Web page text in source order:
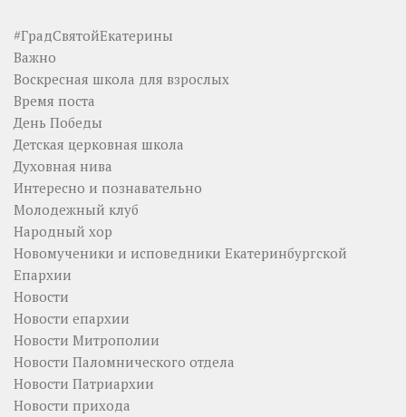
#ГрадСвятойЕкатерины
Важно
Воскресная школа для взрослых
Время поста
День Победы
Детская церковная школа
Духовная нива
Интересно и познавательно
Молодежный клуб
Народный хор
Новомученики и исповедники Екатеринбургской
Епархии
Новости
Новости епархии
Новости Митрополии
Новости Паломнического отдела
Новости Патриархии
Новости прихода